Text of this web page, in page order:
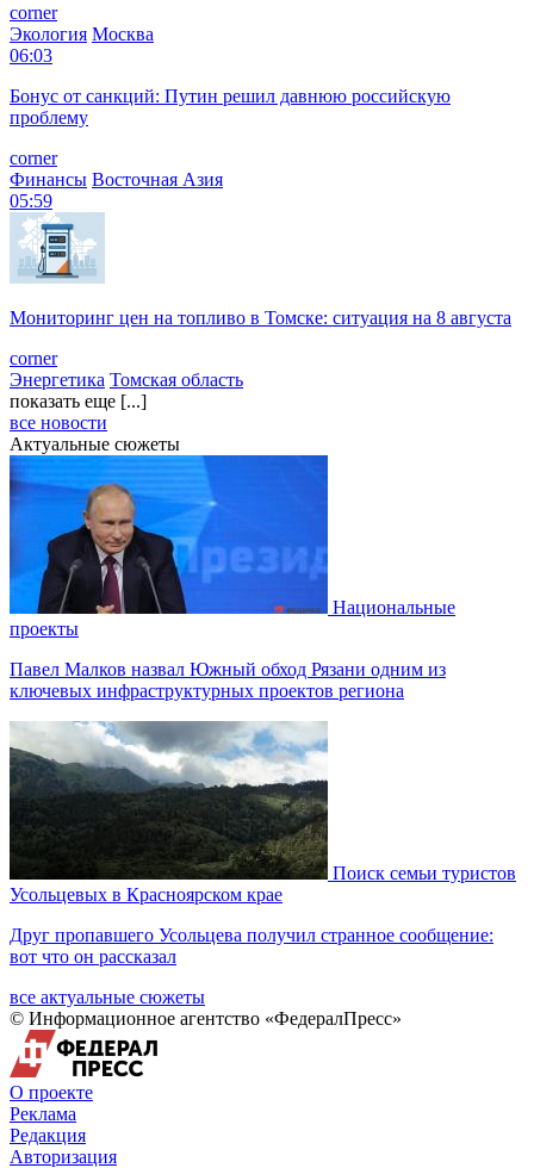
corner
Экология Москва
06:03
Бонус от санкций: Путин решил давнюю российскую
проблему
corner
Финансы Восточная Азия
05:59
Мониторинг цен на топливо в Томске: ситуация на 8 августа
corner
Энергетика Томская область
показать еще [...]
все новости
Актуальные сюжеты
Национальные
проекты
Павел Малков назвал Южный обход Рязани одним из
ключевых инфраструктурных проектов региона
Поиск семьи туристов
Усольцевых в Красноярском крае
Друг пропавшего Усольцева получил странное сообщение:
вот что он рассказал
все актуальные сюжеты
© Информационное агентство «ФедералПресс»
О проекте
Реклама
Редакция
Авторизация